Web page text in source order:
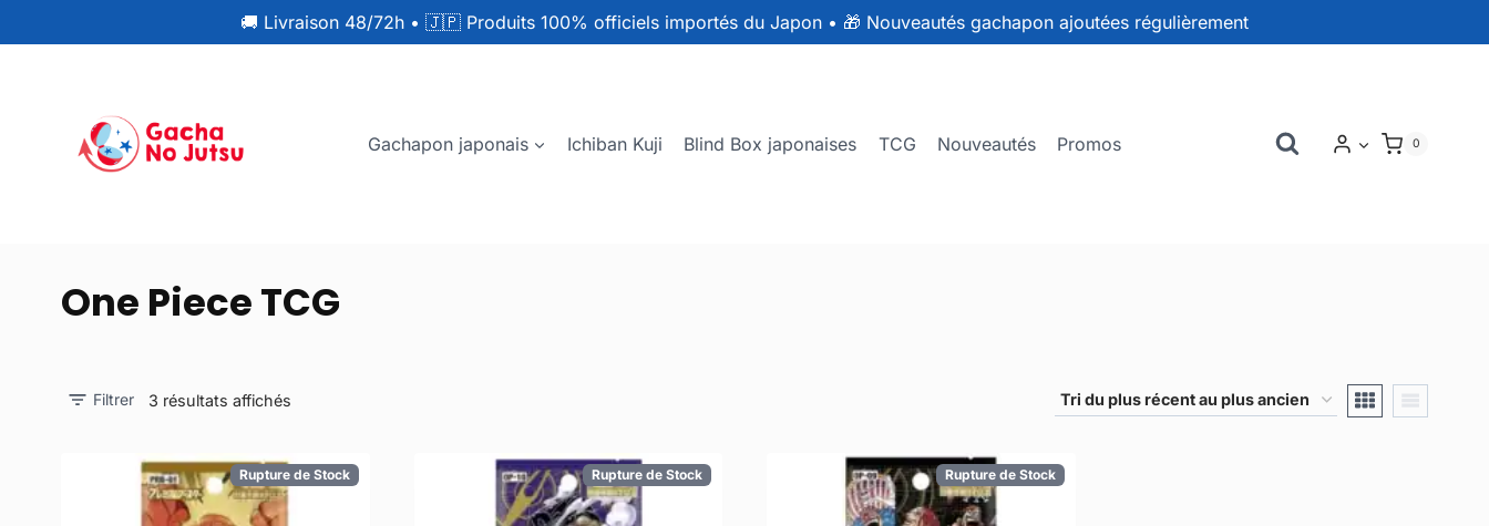
🚚 Livraison 48/72h • 🇯🇵 Produits 100% officiels importés du Japon • 🎁 Nouveautés gachapon ajoutées régulièrement
Gachapon japonais Ichiban Kuji Blind Box japonaises TCG Nouveautés Promos 0
One Piece TCG
Filtrer 3 résultats affichés
Rupture de Stock Rupture de Stock Rupture de Stock